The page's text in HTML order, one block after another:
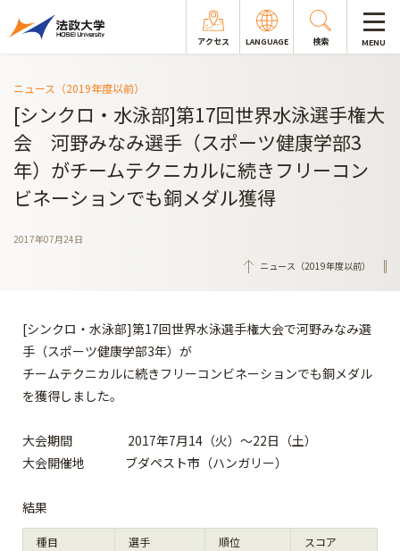
アクセス LANGUAGE 検索 MENU
ニュース（2019年度以前）
[シンクロ・水泳部]第17回世界水泳選手権大
会 河野みなみ選手（スポーツ健康学部3
年）がチームテクニカルに続きフリーコン
ビネーションでも銅メダル獲得
2017年07月24日
ニュース（2019年度以前）
[シンクロ・水泳部]第17回世界水泳選手権大会で河野みなみ選
手（スポーツ健康学部3年）が
チームテクニカルに続きフリーコンビネーションでも銅メダル
を獲得しました。
大会期間 2017年7月14（火）～22日（土）
大会開催地 ブダペスト市（ハンガリー）
結果
種目 選手 順位 スコア